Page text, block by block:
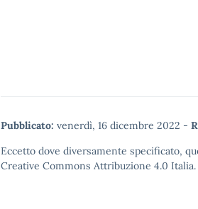
Pubblicato: venerdì, 16 dicembre 2022 -
Eccetto dove diversamente specificato,
Creative Commons Attribuzione 4.0 Italia.